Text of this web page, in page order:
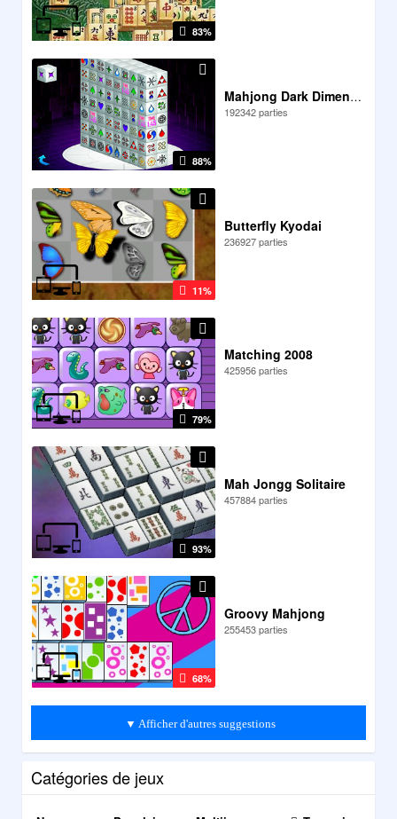
83%
88%
Mahjong Dark Dimensions
192342 parties
11%
Butterfly Kyodai
236927 parties
79%
Matching 2008
425956 parties
93%
Mah Jongg Solitaire
457884 parties
68%
Groovy Mahjong
255453 parties
▼ Afficher d'autres suggestions
Catégories de jeux